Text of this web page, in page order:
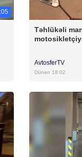
Təhlükəli
AvtosferTV
Dünən 18:02